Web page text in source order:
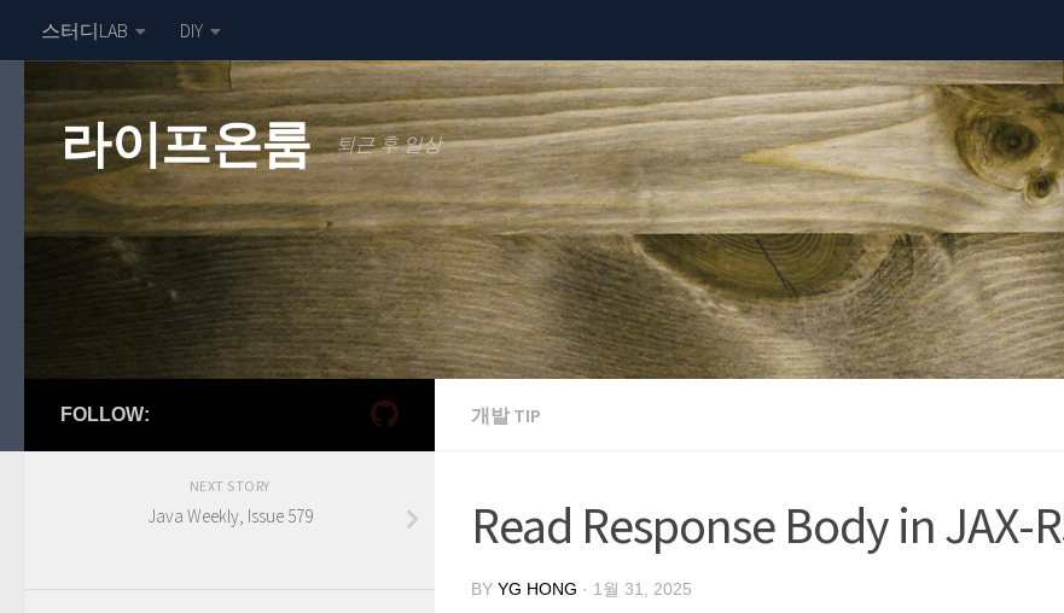
스터디LAB DIY
라이프온룸 퇴근 후 일상
개발 TIP
Read Response Body in JAX-
BY YG HONG · 1월 31, 2025
FOLLOW:
NEXT STORY
Java Weekly, Issue 579